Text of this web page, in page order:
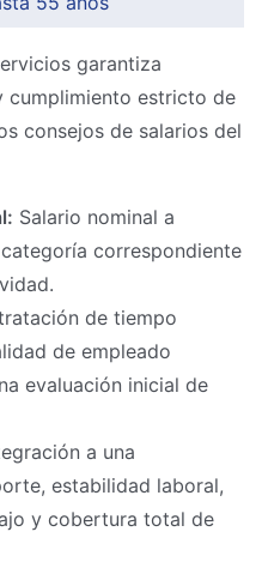
garantiza
cumplimiento estricto de
consejos de salarios del
Salario nominal a
correspondiente
de tiempo
de empleado
evaluación inicial de
a una
estabilidad laboral,
y cobertura total de